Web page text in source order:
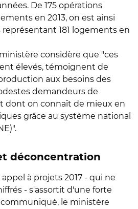
De 175 opérations
en 2013, on est ainsi
représentant 181 logements en
considère que "ces
élevés, témoignent de
aux besoins des
demandeurs de
dont on connaît de mieux en
grâce au système national
déconcentration
à projets 2017 - qui ne
- s'assortit d'une forte
communiqué, le ministère